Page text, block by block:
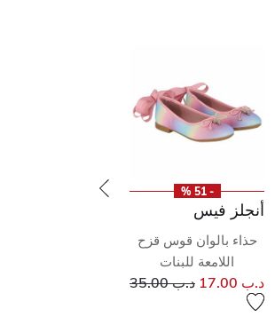
- 51 %
أنجلز فيس
حذاء بالوان قوس قزح
اللامعة للبنات
د.ب 17.00 سعر مخفض من
د.ب 35.00 إلى